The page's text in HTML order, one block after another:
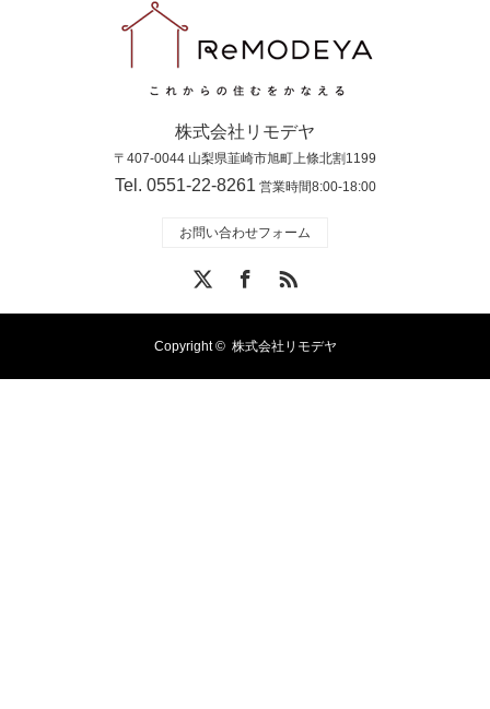
株式会社リモデヤ
〒407-0044 山梨県韮崎市旭町上條北割1199
Tel. 0551-22-8261 営業時間8:00-18:00
お問い合わせフォーム
RSS
Copyright © 株式会社リモデヤ